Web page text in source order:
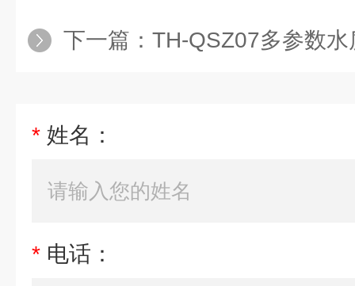
下一篇： TH-QSZ07多参数
* 姓名：
* 电话：